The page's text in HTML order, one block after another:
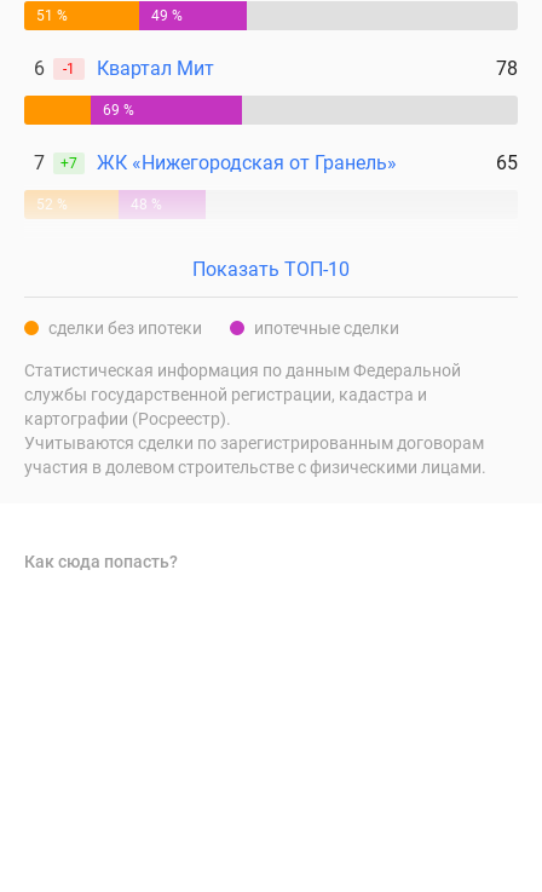
51 % 49 %
6 -1 Квартал Мит 78
69 %
7 +7 ЖК «Нижегородская от Гранель» 65
52 % 48 %
Показать ТОП-10
сделки без ипотеки ипотечные сделки
Статистическая информация по данным Федеральной
службы государственной регистрации, кадастра и
картографии (Росреестр).
Учитываются сделки по зарегистрированным договорам
участия в долевом строительстве с физическими лицами.
Как сюда попасть?